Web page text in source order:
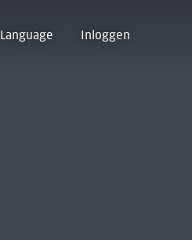
Language Inloggen